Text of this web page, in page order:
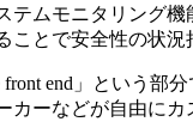
テムモニタリング
とで安全性の状況
end」という部
ーなどが自由にカ